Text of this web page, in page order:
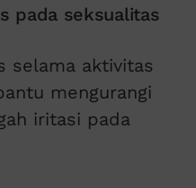
pada seksualitas
selama aktivitas
mengurangi
iritasi pada